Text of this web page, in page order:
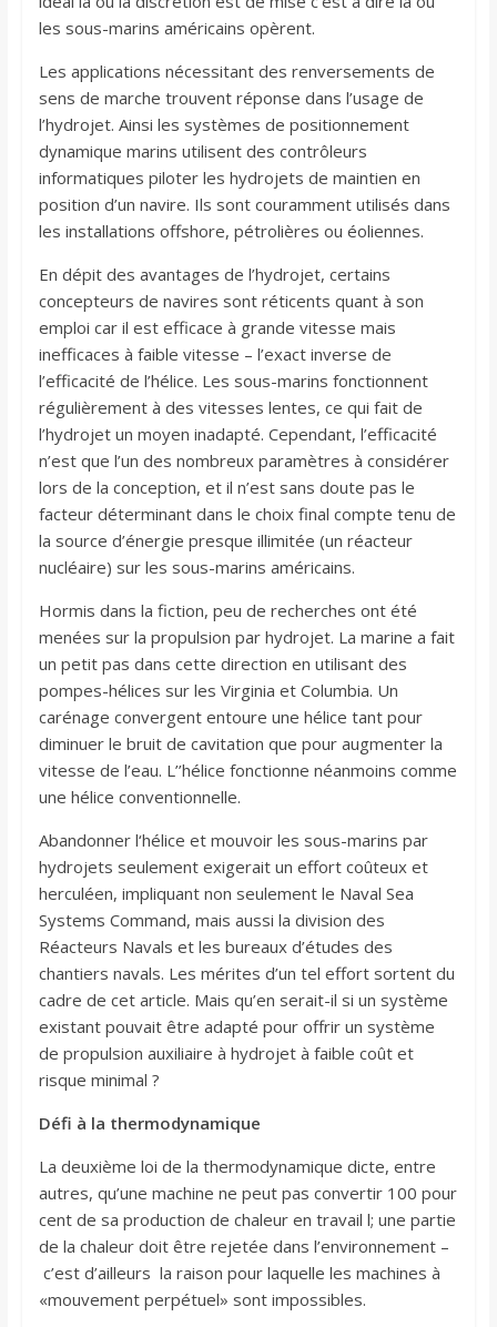
les sous-marins américains opèrent.
Les applications nécessitant des renversements de
sens de marche trouvent réponse dans l’usage de
l’hydrojet. Ainsi les systèmes de positionnement
dynamique marins utilisent des contrôleurs
informatiques piloter les hydrojets de maintien en
position d’un navire. Ils sont couramment utilisés dans
les installations offshore, pétrolières ou éoliennes.
En dépit des avantages de l’hydrojet, certains
concepteurs de navires sont réticents quant à son
emploi car il est efficace à grande vitesse mais
inefficaces à faible vitesse – l’exact inverse de
l’efficacité de l’hélice. Les sous-marins fonctionnent
régulièrement à des vitesses lentes, ce qui fait de
l’hydrojet un moyen inadapté. Cependant, l’efficacité
n’est que l’un des nombreux paramètres à considérer
lors de la conception, et il n’est sans doute pas le
facteur déterminant dans le choix final compte tenu de
la source d’énergie presque illimitée (un réacteur
nucléaire) sur les sous-marins américains.
Hormis dans la fiction, peu de recherches ont été
menées sur la propulsion par hydrojet. La marine a fait
un petit pas dans cette direction en utilisant des
pompes-hélices sur les Virginia et Columbia. Un
carénage convergent entoure une hélice tant pour
diminuer le bruit de cavitation que pour augmenter la
vitesse de l’eau. L’’hélice fonctionne néanmoins comme
une hélice conventionnelle.
Abandonner l‘hélice et mouvoir les sous-marins par
hydrojets seulement exigerait un effort coûteux et
herculéen, impliquant non seulement le Naval Sea
Systems Command, mais aussi la division des
Réacteurs Navals et les bureaux d’études des
chantiers navals. Les mérites d’un tel effort sortent du
cadre de cet article. Mais qu’en serait-il si un système
existant pouvait être adapté pour offrir un système
de propulsion auxiliaire à hydrojet à faible coût et
risque minimal ?
Défi à la thermodynamique
La deuxième loi de la thermodynamique dicte, entre
autres, qu’une machine ne peut pas convertir 100 pour
cent de sa production de chaleur en travail l; une partie
de la chaleur doit être rejetée dans l’environnement –
c’est d’ailleurs la raison pour laquelle les machines à
«mouvement perpétuel» sont impossibles.